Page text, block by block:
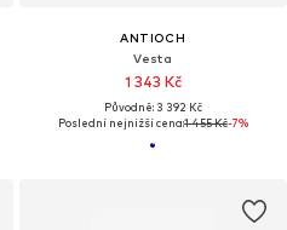
ANTIOCH
Vesta
1 343 Kč
Původně: 3 392 Kč
Poslední nejnižší cena:1 455 Kč-7%